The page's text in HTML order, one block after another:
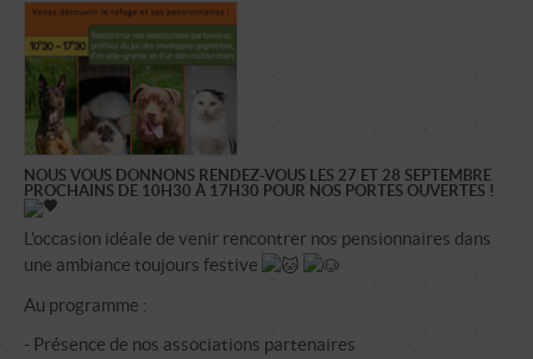
NOUS VOUS DONNONS RENDEZ-VOUS LES 27 ET 28 SEPTEMBRE
PROCHAINS DE 10H30 À 17H30 POUR NOS PORTES OUVERTES !
L'occasion idéale de venir rencontrer nos pensionnaires dans
une ambiance toujours festive
Au programme :
- Présence de nos associations partenaires